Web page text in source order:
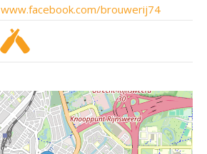
www.facebook.com/brouwerij74